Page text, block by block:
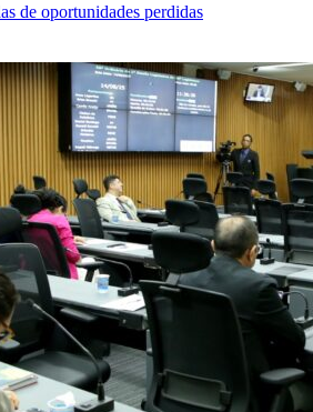
de oportunidades perdidas